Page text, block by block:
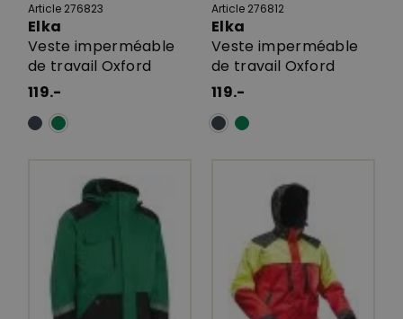
Article 276823
Elka
Veste imperméable
de travail Oxford
119.-
Article 276812
Elka
Veste imperméable
de travail Oxford
119.-